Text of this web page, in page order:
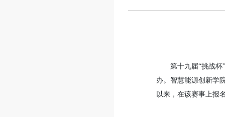
第十九届“挑战杯
办。智慧能源创新学
以来，在该赛事上报